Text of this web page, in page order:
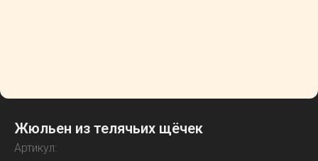
Жюльен из телячьих щёчек
Артикул: